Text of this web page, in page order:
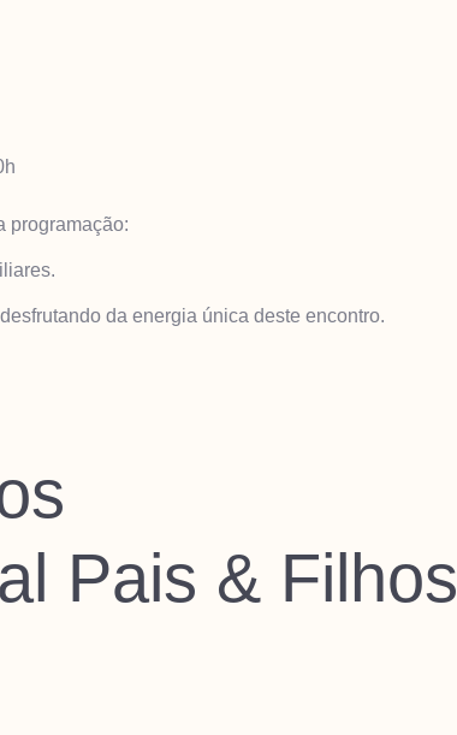
programação:
da energia única deste encontro.
Pais & Filhos